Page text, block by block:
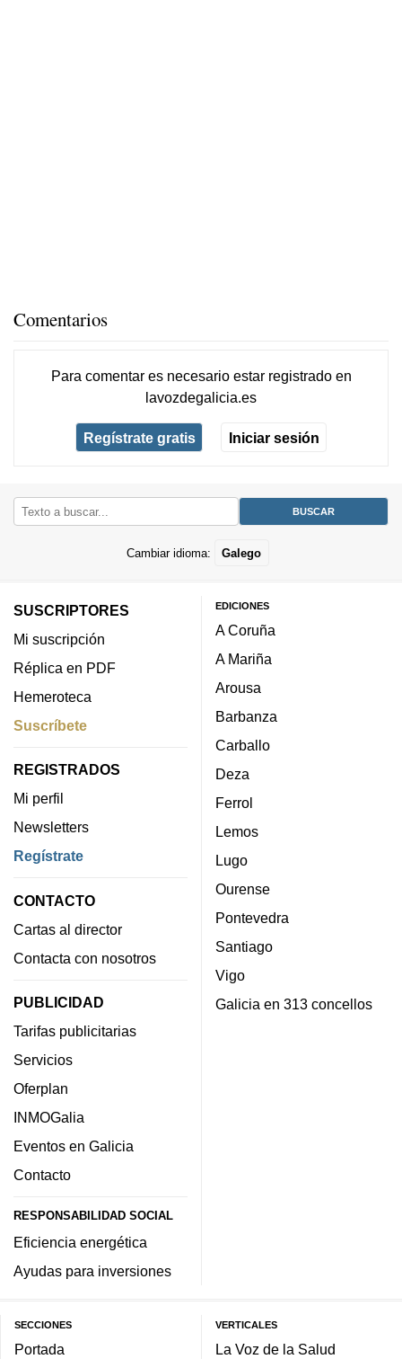
Comentarios
Para comentar es necesario estar registradoen
lavozdegalicia.es
Regístrate gratis Iniciar sesión
Cambiar idioma: Galego
SUSCRIPTORES
Mi suscripción
Réplica en PDF
Hemeroteca
Suscríbete
REGISTRADOS
Mi perfil
Newsletters
Regístrate
CONTACTO
Cartas al director
Contacta con nosotros
PUBLICIDAD
Tarifas publicitarias
Servicios
Oferplan
INMOGalia
Eventos en Galicia
Contacto
RESPONSABILIDAD SOCIAL
Eficiencia energética
Ayudas para inversiones
EDICIONES
A Coruña
A Mariña
Arousa
Barbanza
Carballo
Deza
Ferrol
Lemos
Lugo
Ourense
Pontevedra
Santiago
Vigo
Galicia en 313 concellos
SECCIONES
Portada
VERTICALES
La Voz de la Salud